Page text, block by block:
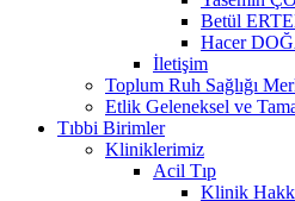
Betül
Hacer
İletişim
Toplum Ruh Sağlığı
Etlik Geleneksel ve
Tıbbi Birimler
Kliniklerimiz
Acil Tıp
Klinik